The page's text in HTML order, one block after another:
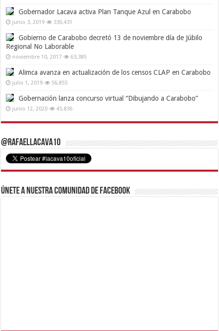
Gobernador Lacava activa Plan Tanque Azul en Carabobo
junio 3, 2019 330,431
Gobierno de Carabobo decretó 13 de noviembre día de Júbilo
Regional No Laborable
noviembre 10, 2017 63,385
Alimca avanza en actualización de los censos CLAP en Carabobo
julio 1, 2019 56,855
Gobernación lanza concurso virtual “Dibujando a Carabobo”
junio 12, 2020 45,836
@RafaelLacava10
Únete a nuestra comunidad de Facebook